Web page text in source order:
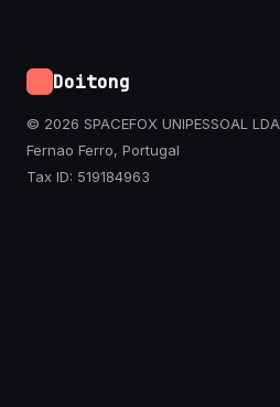
Doitong
© 2026 SPACEFOX UNIPESSOAL LDA
Fernao Ferro, Portugal
Tax ID: 519184963